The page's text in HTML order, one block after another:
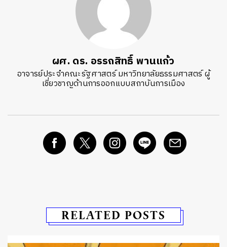
ผศ. ดร. อรรถสิทธิ์ พานแก้ว
อาจารย์ประจำคณะรัฐศาสตร์ มหาวิทยาลัยธรรมศาสตร์ ผู้
เชี่ยวชาญด้านการออกแบบสถาบันการเมือง
RELATED POSTS